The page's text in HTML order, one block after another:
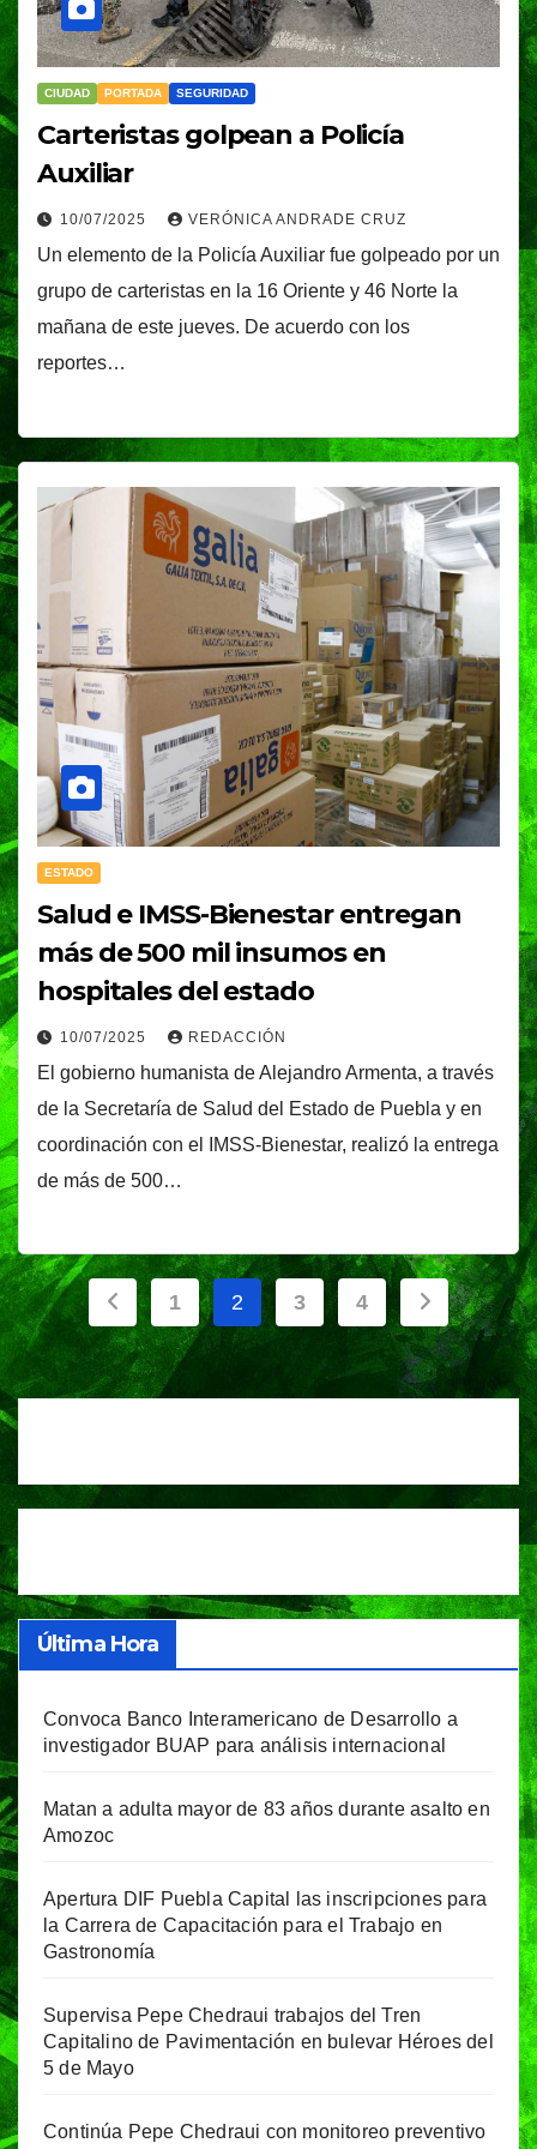
CIUDAD PORTADA SEGURIDAD
Carteristas golpean a Policía
Auxiliar
10/07/2025 VERÓNICA ANDRADE CRUZ
Un elemento de la Policía Auxiliar fue golpeado por un
grupo de carteristas en la 16 Oriente y 46 Norte la
mañana de este jueves. De acuerdo con los
reportes…
ESTADO
Salud e IMSS-Bienestar entregan
más de 500 mil insumos en
hospitales del estado
10/07/2025 REDACCIÓN
El gobierno humanista de Alejandro Armenta, a través
de la Secretaría de Salud del Estado de Puebla y en
coordinación con el IMSS-Bienestar, realizó la entrega
de más de 500…
Paginación
de
entradas
1 2 3 4
Última Hora
Convoca Banco Interamericano de Desarrollo a
investigador BUAP para análisis internacional
Matan a adulta mayor de 83 años durante asalto en
Amozoc
Apertura DIF Puebla Capital las inscripciones para
la Carrera de Capacitación para el Trabajo en
Gastronomía
Supervisa Pepe Chedraui trabajos del Tren
Capitalino de Pavimentación en bulevar Héroes del
5 de Mayo
Continúa Pepe Chedraui con monitoreo preventivo